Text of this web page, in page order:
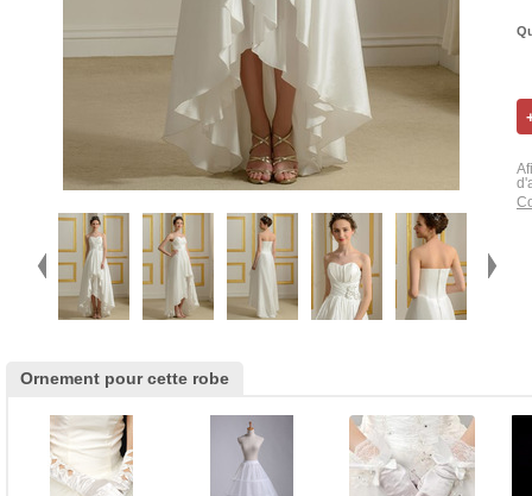
Ornement pour cette robe